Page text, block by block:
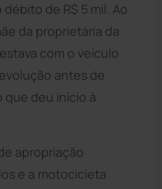
de R$ 5 mil. Ao
da proprietária da
com o veículo
antes de
que deu início à
apropriação
e a motocicleta